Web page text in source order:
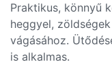
Praktikus, könnyű
heggyel,
vágásához.
is alkalmas.